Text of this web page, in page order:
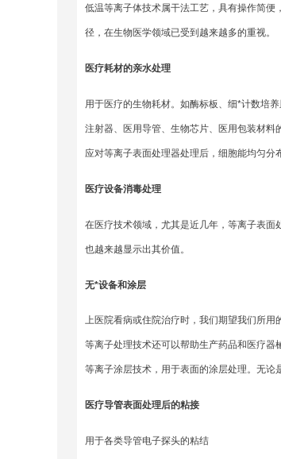
低温等离子体技术属干法工艺，具有操作简
径，在生物医学领域已受到越来越多的重视。
医疗耗材的亲水处理
用于医疗的生物耗材。如酶标板、细*计数培
注射器、医用导管、生物芯片、医用包装材料
应对等离子表面处理器处理后，细胞能均匀分
医疗设备消毒处理
在医疗技术领域，尤其是近几年，等离子表
也越来越显示出其价值。
无*设备和涂层
上医院看病或住院治疗时，我们期望我们所用
等离子处理技术还可以帮助生产药品和医疗
等离子涂层技术，用于表面的涂层处理。无论
医疗导管表面处理后的粘接
用于各类导管电子探头的粘结